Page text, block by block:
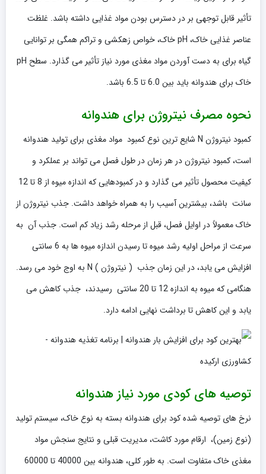
تأثیر قابل توجهی بر در دسترس بودن مواد غذایی داشته باشد. غلظت
عناصر غذایی خاک، pH خاک، خواص زهکشی و تراکم همگی بر توانایی
گیاه برای به دست آوردن مواد مغذی مورد نیاز تأثیر می گذارد. سطح pH
خاک برای هندوانه باید بین 6.0 تا 6.5 باشد.
نحوه مصرف نیتروژن برای هندوانه
کمبود نیتروژن N شایع ترین نوع کمبود مواد مغذی برای تولید هندوانه
است، کمبود نیتروژن در هر زمان در طول فصل می تواند بر عملکرد و
کیفیت محصول تأثیر می گذارد و در کمبودهایی که اندازه میوه از 8 تا 12
سانت باشد، بیشترین آسیب را به همراه خواهد داشت. جذب نیتروژن از
خاک معمولاً در اوایل فصل، قبل از مرحله رشد زیاد کم است. جذب آن به
سرعت از مراحل اولیه رشد میوه تا رسیدن اندازه میوه ها به 6 سانتی
افزایش می یابد، در این زمان جذب ( نیتروژن ) N به اوج خود می رسد.
هنگامی که میوه به اندازه 12 تا 20 سانتی رسیدند، جذب کاهش می
یابد و این کاهش تا برداشت نهایی ادامه دارد.
توصیه های کودی مورد نیاز هندوانه
نرخ های توصیه شده کود برای هندوانه بسته به نوع خاک، سیستم تولید
(نوع زمین)، ارقام مورد کاشت، مدیریت قبلی و نتایج سنجش مواد
مغذی خاک متفاوت است. به طور کلی، هندوانه بین 40000 تا 60000